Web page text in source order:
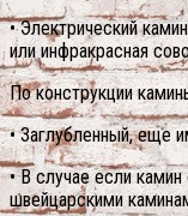
• Электрический
или инфракрасная
По конструкции
• Заглубленный, еще
• В случае если
швейцарскими